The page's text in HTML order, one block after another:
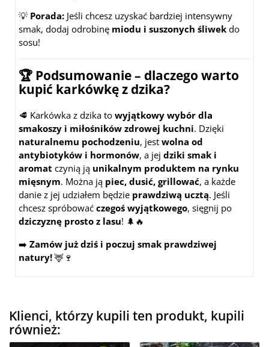
💡 Porada: Jeśli chcesz uzyskać bardziej intensywny
smak, dodaj odrobinę miodu i suszonych śliwek do
sosu!
🏆 Podsumowanie – dlaczego warto
kupić karkówkę z dzika?
🥩 Karkówka z dzika to wyjątkowy wybór dla
smakoszy i miłośników zdrowej kuchni. Dzięki
naturalnemu pochodzeniu, jest wolna od
antybiotyków i hormonów, a jej dziki smak i
aromat czynią ją unikalnym produktem na rynku
mięsnym. Można ją piec, dusić, grillować, a każde
danie z jej udziałem będzie prawdziwą ucztą. Jeśli
chcesz spróbować czegoś wyjątkowego, sięgnij po
dziczyznę prosto z lasu! 🌲🔥
➡️ Zamów już dziś i poczuj smak prawdziwej
natury! 🦌🍷
Klienci, którzy kupili ten produkt, kupili
również: